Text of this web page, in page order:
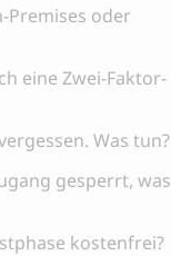
Premises oder
eine Zwei-Faktor-
Was tun?
gesperrt, was
kostenfrei?